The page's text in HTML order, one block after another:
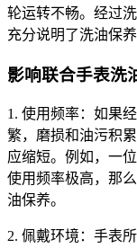
轮运转不畅。经过
充分说明了洗油保
影响联合手表洗
1. 使用频率：如果
繁，磨损和油污积
应缩短。例如，一
使用频率极高，那
油保养。
2. 佩戴环境：手表